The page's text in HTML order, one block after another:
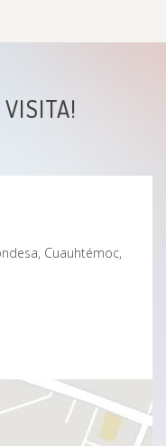
VISITA!
Cuauhtémoc,